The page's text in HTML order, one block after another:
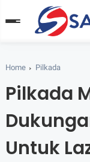
Home Pilkada
Pilkada
Untuk